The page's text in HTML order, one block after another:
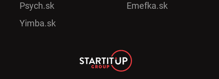
Psych.sk
Yimba.sk
Emefka.sk